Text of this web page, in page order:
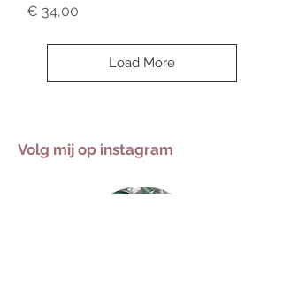
Price
€ 34,00
Load More
Volg mij op instagram